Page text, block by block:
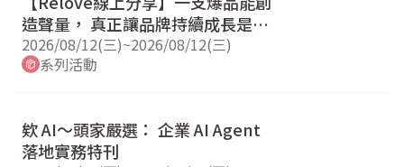
造聲量， 真正讓品牌持續成長是管
理能力
2026/08/12(三)~2026/08/12(三)
系列活動
欸 AI～頭家嚴選： 企業 AI Agent
落地實務特刊